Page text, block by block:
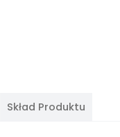
Skład Produktu